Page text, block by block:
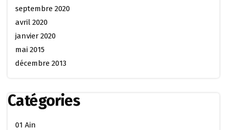
septembre 2020
avril 2020
janvier 2020
mai 2015
décembre 2013
Catégories
01 Ain